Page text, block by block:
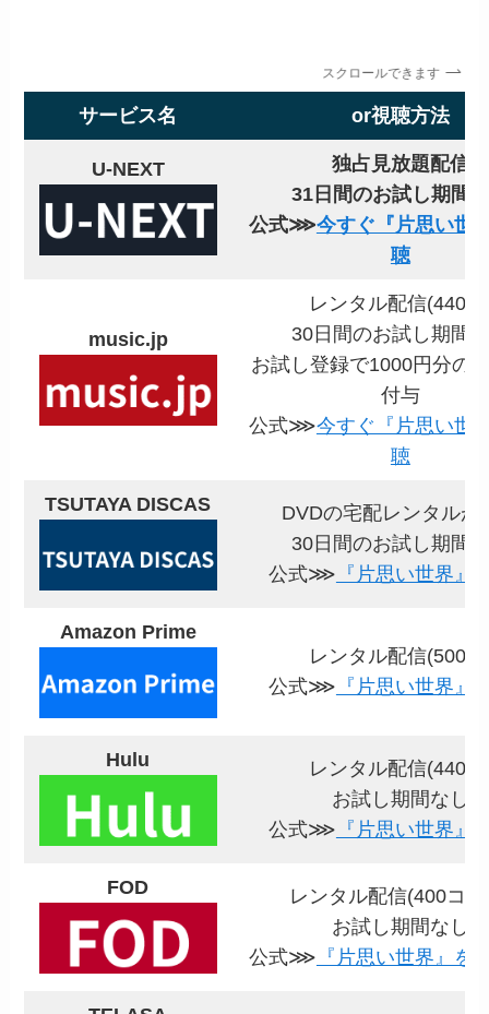
スクロールできます
サービス名 or視聴方法
U-NEXT
独占見放題配信
31日間のお試し期間
公式⋙今すぐ『片思い世
聴
music.jp
レンタル配信(440
30日間のお試し期間
お試し登録で1000円分の
付与
公式⋙今すぐ『片思い世
聴
TSUTAYA DISCAS
DVDの宅配レンタルが
30日間のお試し期間
公式⋙ 『片思い世界』
Amazon Prime
レンタル配信(500
公式⋙ 『片思い世界』
Hulu
レンタル配信(440
お試し期間なし
公式⋙ 『片思い世界』
FOD
レンタル配信(400コ
お試し期間なし
公式⋙ 『片思い世界』を